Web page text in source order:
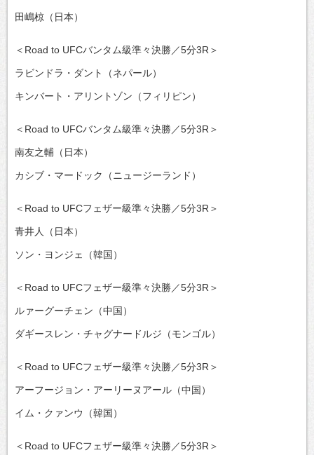
田嶋椋（日本）
＜Road to UFCバンタム級準々決勝／5分3R＞
ラビンドラ・ダント（ネパール）
キンバート・アリントゾン（フィリピン）
＜Road to UFCバンタム級準々決勝／5分3R＞
南友之輔（日本）
カシブ・マードック（ニュージーランド）
＜Road to UFCフェザー級準々決勝／5分3R＞
青井人（日本）
ソン・ヨンジェ（韓国）
＜Road to UFCフェザー級準々決勝／5分3R＞
ルァーグーチェン（中国）
ダギースレン・チャグナードルジ（モンゴル）
＜Road to UFCフェザー級準々決勝／5分3R＞
アーフージョン・アーリーヌアール（中国）
イム・クァンウ（韓国）
＜Road to UFCフェザー級準々決勝／5分3R＞